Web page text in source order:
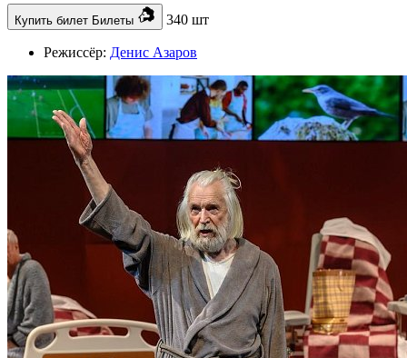
Купить билет Билеты 340 шт
Режиссёр: Денис Азаров